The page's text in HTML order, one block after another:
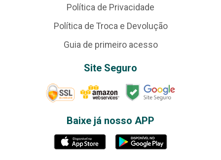
Política de Privacidade
Política de Troca e Devolução
Guia de primeiro acesso
Site Seguro
Baixe já nosso APP